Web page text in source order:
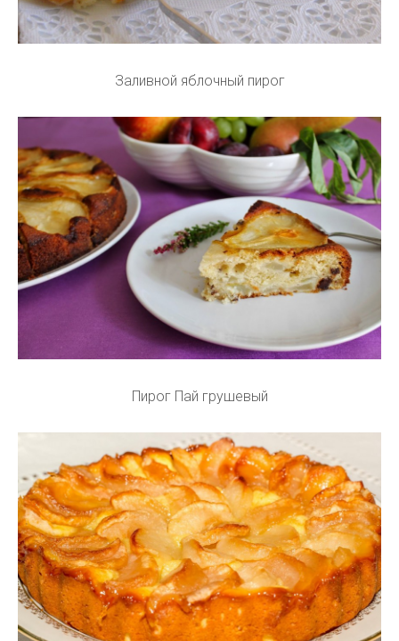
Заливной яблочный пирог
Пирог Пай грушевый